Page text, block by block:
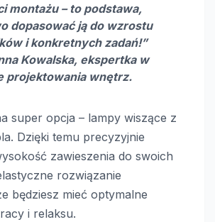
montażu – to podstawa,
dopasować ją do wzrostu
i konkretnych zadań!”
Kowalska, ekspertka w
projektowania wnętrz.
super opcja – lampy wiszące z
Dzięki temu precyzyjnie
zawieszenia do swoich
rozwiązanie
będziesz mieć optymalne
i relaksu.